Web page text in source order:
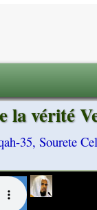
la vérité
35, Sourete